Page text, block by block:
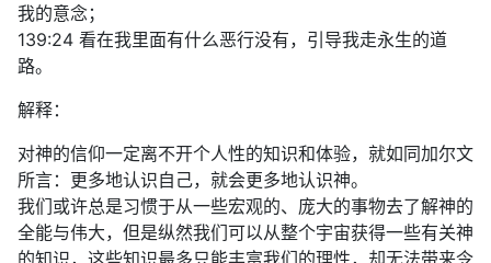
我的意念；
139:24 看在我里面有什么恶行没有，引导我走永生的道
路。
解释：
对神的信仰一定离不开个人性的知识和体验，就如同加尔文
所言：更多地认识自己，就会更多地认识神。
我们或许总是习惯于从一些宏观的、庞大的事物去了解神的
全能与伟大，但是纵然我们可以从整个宇宙获得一些有关神